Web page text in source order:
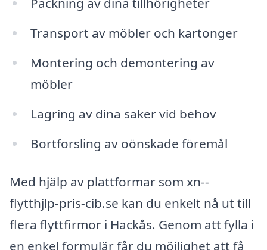
Transport av möbler och kartonger
Montering och demontering av
möbler
Lagring av dina saker vid behov
Bortforsling av oönskade föremål
Med hjälp av plattformar som xn--
flytthjlp-pris-cib.se kan du enkelt nå ut till
flera flyttfirmor i Hackås. Genom att fylla i
en enkel formulär får du möjlighet att få